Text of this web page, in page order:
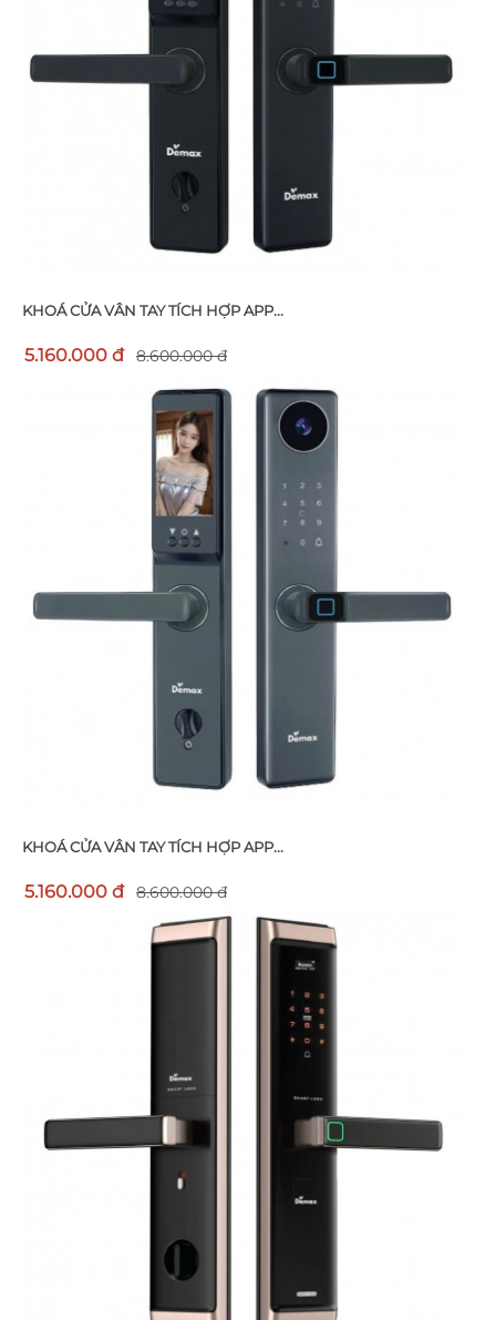
KHOÁ CỬA VÂN TAY TÍCH HỢP APP...
5.160.000 đ 8.600.000 đ
KHOÁ CỬA VÂN TAY TÍCH HỢP APP...
5.160.000 đ 8.600.000 đ